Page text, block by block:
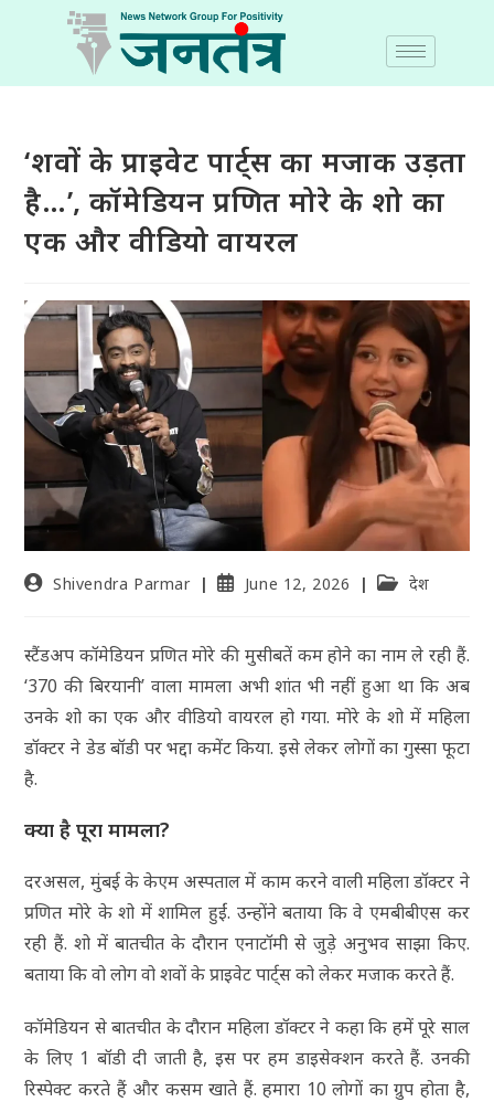
‘शवों के प्राइवेट पार्ट्स का मजाक उड़ता
है…’, कॉमेडियन प्रणित मोरे के शो का
एक और वीडियो वायरल
Shivendra Parmar June 12, 2026 देश
स्टैंडअप कॉमेडियन प्रणित मोरे की मुसीबतें कम होने का नाम ले रही हैं.
‘370 की बिरयानी’ वाला मामला अभी शांत भी नहीं हुआ था कि अब
उनके शो का एक और वीडियो वायरल हो गया. मोरे के शो में महिला
डॉक्टर ने डेड बॉडी पर भद्दा कमेंट किया. इसे लेकर लोगों का गुस्सा फूटा
है.
क्या है पूरा मामला?
दरअसल, मुंबई के केएम अस्पताल में काम करने वाली महिला डॉक्टर ने
प्रणित मोरे के शो में शामिल हुईं. उन्होंने बताया कि वे एमबीबीएस कर
रही हैं. शो में बातचीत के दौरान एनाटॉमी से जुड़े अनुभव साझा किए.
बताया कि वो लोग वो शवों के प्राइवेट पार्ट्स को लेकर मजाक करते हैं.
कॉमेडियन से बातचीत के दौरान महिला डॉक्टर ने कहा कि हमें पूरे साल
के लिए 1 बॉडी दी जाती है, इस पर हम डाइसेक्शन करते हैं. उनकी
रिस्पेक्ट करते हैं और कसम खाते हैं. हमारा 10 लोगों का ग्रुप होता है,